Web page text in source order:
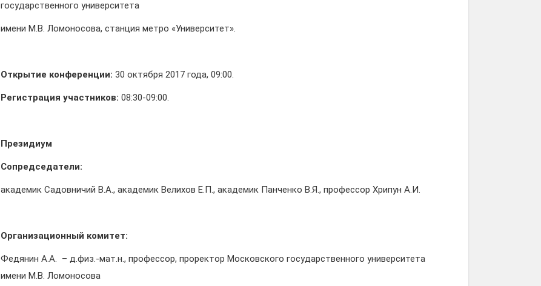
государственного университета
имени М.В. Ломоносова, станция метро «Университет».
Открытие конференции: 30 октября 2017 года, 09:00.
Регистрация участников: 08:30-09:00.
Президиум
Сопредседатели:
академик Садовничий В.А., академик Велихов Е.П., академик Панченко В.Я., профессор Хрипун А.И.
Организационный комитет:
Федянин А.А. – д.физ.-мат.н., профессор, проректор Московского государственного университета
имени М.В. Ломоносова